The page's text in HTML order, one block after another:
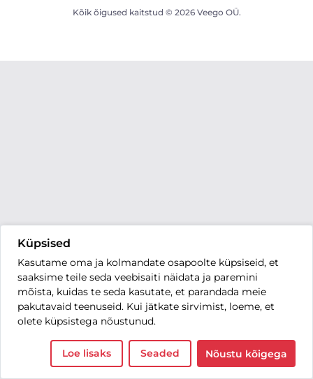
Küpsised
Kasutame oma ja kolmandate osapoolte küpsiseid, et
saaksime teile seda veebisaiti näidata ja paremini
mõista, kuidas te seda kasutate, et parandada meie
pakutavaid teenuseid. Kui jätkate sirvimist, loeme, et
olete küpsistega nõustunud.
Loe lisaks Seaded Nõustu kõigega
Kõik õigused kaitstud © 2026 Veego OÜ.